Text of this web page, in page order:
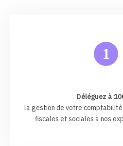
1
Déléguez à
la gestion de votre
fiscales et sociales à nos